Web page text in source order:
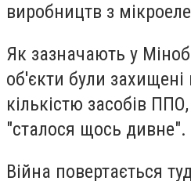
виробництв з
Як зазначають у
об'єкти були
кількістю засобів
"сталося щось дивне".
Війна повертається